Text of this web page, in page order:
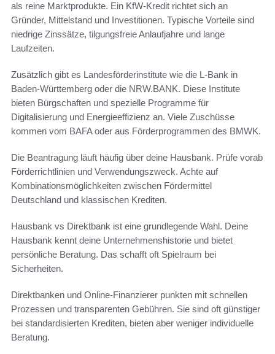
als reine Marktprodukte. Ein KfW-Kredit richtet sich an
Gründer, Mittelstand und Investitionen. Typische Vorteile sind
niedrige Zinssätze, tilgungsfreie Anlaufjahre und lange
Laufzeiten.
Zusätzlich gibt es Landesförderinstitute wie die L-Bank in
Baden-Württemberg oder die NRW.BANK. Diese Institute
bieten Bürgschaften und spezielle Programme für
Digitalisierung und Energieeffizienz an. Viele Zuschüsse
kommen vom BAFA oder aus Förderprogrammen des BMWK.
Die Beantragung läuft häufig über deine Hausbank. Prüfe vorab
Förderrichtlinien und Verwendungszweck. Achte auf
Kombinationsmöglichkeiten zwischen Fördermittel
Deutschland und klassischen Krediten.
Hausbank vs Direktbank ist eine grundlegende Wahl. Deine
Hausbank kennt deine Unternehmenshistorie und bietet
persönliche Beratung. Das schafft oft Spielraum bei
Sicherheiten.
Direktbanken und Online-Finanzierer punkten mit schnellen
Prozessen und transparenten Gebühren. Sie sind oft günstiger
bei standardisierten Krediten, bieten aber weniger individuelle
Beratung.